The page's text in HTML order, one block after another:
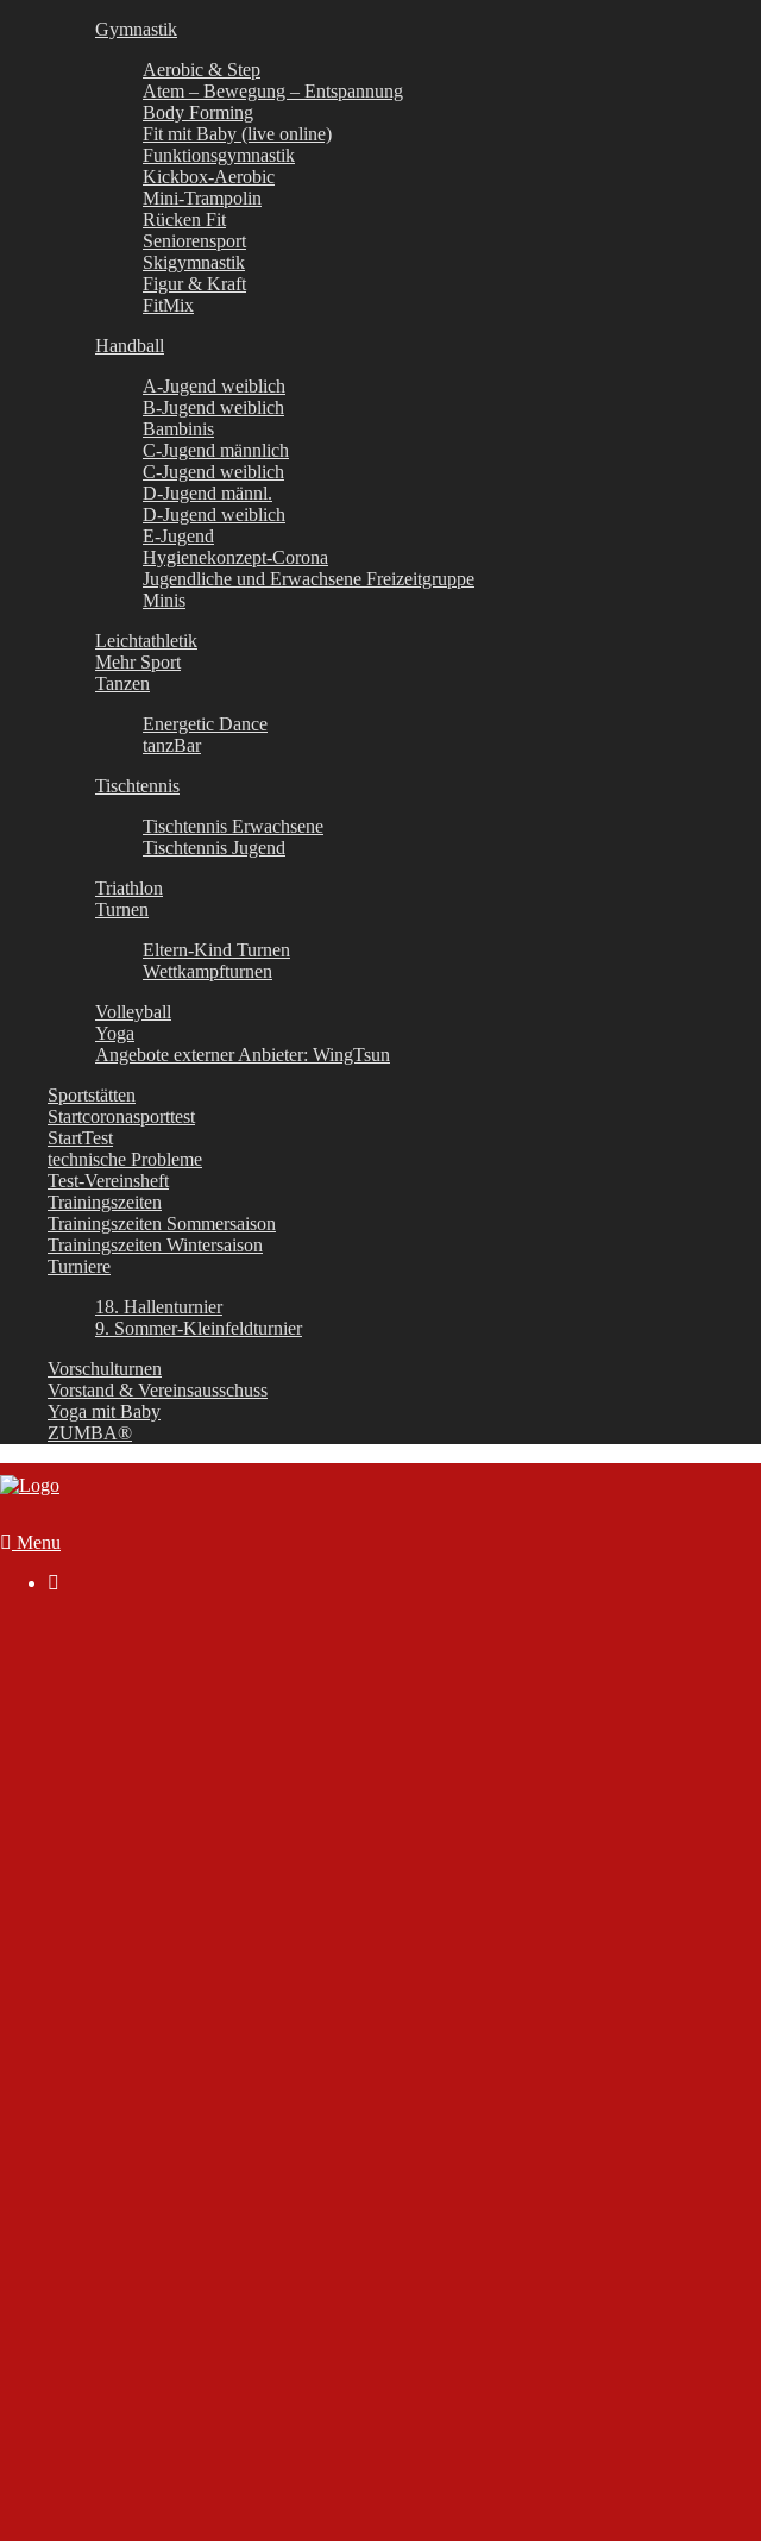
Gymnastik
Aerobic & Step
Atem – Bewegung – Entspannung
Body Forming
Fit mit Baby (live online)
Funktionsgymnastik
Kickbox-Aerobic
Mini-Trampolin
Rücken Fit
Seniorensport
Skigymnastik
Figur & Kraft
FitMix
Handball
A-Jugend weiblich
B-Jugend weiblich
Bambinis
C-Jugend männlich
C-Jugend weiblich
D-Jugend männl.
D-Jugend weiblich
E-Jugend
Hygienekonzept-Corona
Jugendliche und Erwachsene Freizeitgruppe
Minis
Leichtathletik
Mehr Sport
Tanzen
Energetic Dance
tanzBar
Tischtennis
Tischtennis Erwachsene
Tischtennis Jugend
Triathlon
Turnen
Eltern-Kind Turnen
Wettkampfturnen
Volleyball
Yoga
Angebote externer Anbieter: WingTsun
Sportstätten
Startcoronasporttest
StartTest
technische Probleme
Test-Vereinsheft
Trainingszeiten
Trainingszeiten Sommersaison
Trainingszeiten Wintersaison
Turniere
18. Hallenturnier
9. Sommer-Kleinfeldturnier
Vorschulturnen
Vorstand & Vereinsausschuss
Yoga mit Baby
ZUMBA®
Menu
